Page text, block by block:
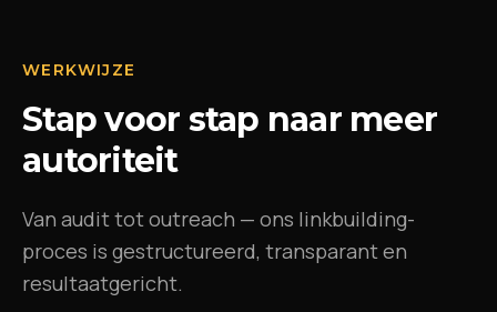
WERKWIJZE
Stap voor stap naar meer
autoriteit
Van audit tot outreach — ons linkbuilding-
proces is gestructureerd, transparant en
resultaatgericht.